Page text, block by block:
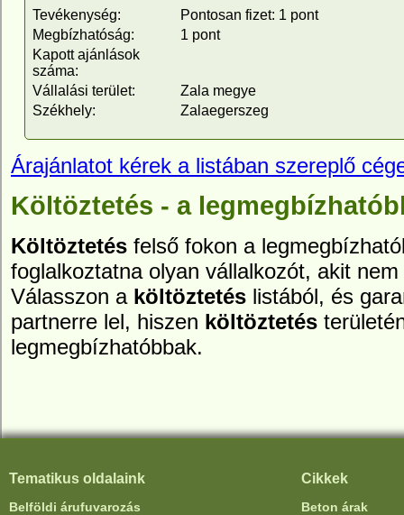
Tevékenység:
Pontosan fizet: 1 pont
Megbízhatóság:
1 pont
Kapott ajánlások
száma:
Vállalási terület:
Zala megye
Székhely:
Zalaegerszeg
Árajánlatot kérek a listában szereplő
Költöztetés - a
Költöztetés felső fokon a
foglalkoztatna olyan vállalkozót, akit
Válasszon a költöztetés listából, és
partnerre lel, hiszen költöztetés
legmegbízhatóbbak.
Tematikus oldalaink
Belföldi árufuvarozás
Cikkek
Beton árak